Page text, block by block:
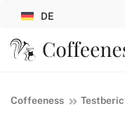
DE
Coffeeness